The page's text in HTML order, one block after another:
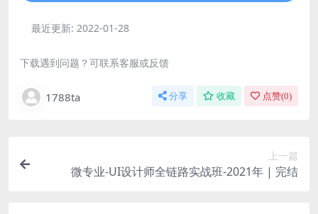
最近更新: 2022-01-28
下载遇到问题？可联系客服或反馈
1788ta 分享 收藏 点赞(0)
上一篇
微专业-UI设计师全链路实战班-2021年 | 完结